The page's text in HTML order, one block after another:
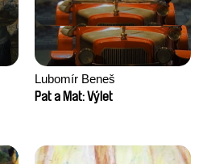
Lubomír Beneš
Pat a Mat: Výlet